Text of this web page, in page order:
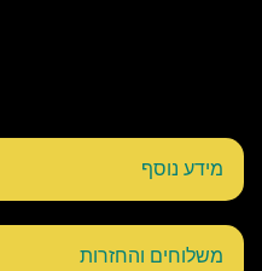
מידע נוסף
משלוחים והחזרות